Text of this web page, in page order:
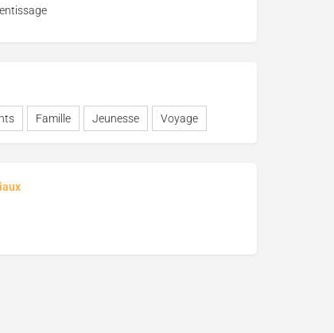
Famille Jeunesse Voyage